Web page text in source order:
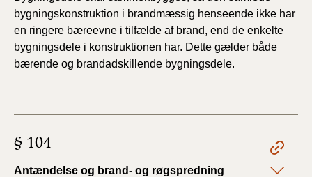
bygningskonstruktion i brandmæssig henseende ikke har
en ringere bæreevne i tilfælde af brand, end de enkelte
bygningsdele i konstruktionen har. Dette gælder både
bærende og brandadskillende bygningsdele.
§ 104
Antændelse og brand- og røgspredning